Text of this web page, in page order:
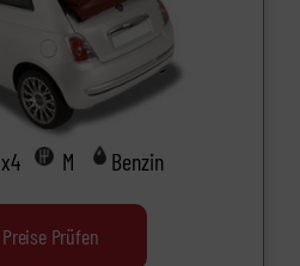
x4 M Benzin
Preise Prüfen